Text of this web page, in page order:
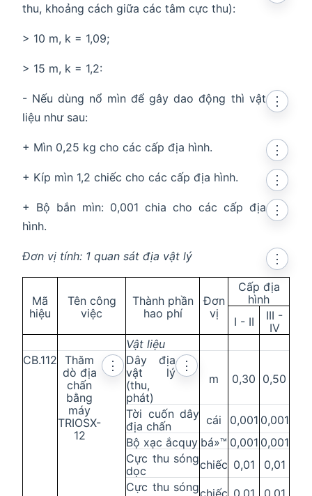
thu, khoảng cách giữa các tâm cực thu):
> 10 m, k = 1,09;
> 15 m, k = 1,2:
- Nếu dùng nổ mìn để gây dao động thì vật
liệu như sau:
⋮
+ Mìn 0,25 kg cho các cấp địa hình.
⋮
+ Kíp mìn 1,2 chiếc cho các cấp địa hình.
⋮
+ Bộ bắn mìn: 0,001 chia cho các cấp địa
hình.
⋮
Đơn vị tính: 1 quan sát địa vật lý ⋮
Mã
hiệu
Tên công
việc
Thành phần
hao phí
Đơn
vị
Cấp địa
hình
I - II
III -
IV
Vật liệu
CB.112
Thăm
dò địa
chấn
bằng
máy
TRIOSX-
12
⋮
Dây địa
vật lý
(thu,
phát)
⋮
m
0,30 0,50
Tời cuốn dây
địa chấn
cái 0,001 0,001
Bộ xạc ắcquy bá»™ 0,001 0,001
Cực thu sóng
dọc
chiếc 0,01
0,01
Cực thu sóngchiếc 0,01
0,01